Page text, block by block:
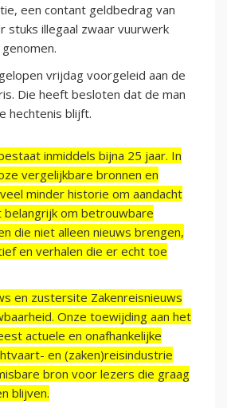
een contant geldbedrag van
stuks illegaal zwaar vuurwerk
vrijdag voorgeleid aan de
Die heeft besloten dat de man
hechtenis blijft.
inmiddels bijna 25 jaar. In
vergelijkbare bronnen en
minder historie om aandacht
belangrijk om betrouwbare
die niet alleen nieuws brengen,
en verhalen die er echt toe
en zustersite Zakenreisnieuws
Onze toewijding aan het
actuele en onafhankelijke
en (zaken)reisindustrie
bron voor lezers die graag
blijven.